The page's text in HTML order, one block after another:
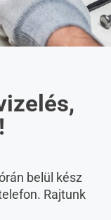
belül kész
Rajtunk